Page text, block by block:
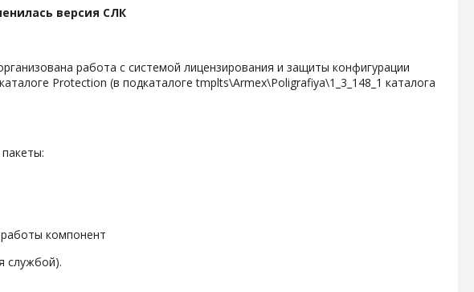
версия СЛК
работа с системой лицензирования и защиты конфигурации
Protection (в подкаталоге tmplts\Armex\Poligrafiya\1_3_148_1 каталога
компонент
службой).